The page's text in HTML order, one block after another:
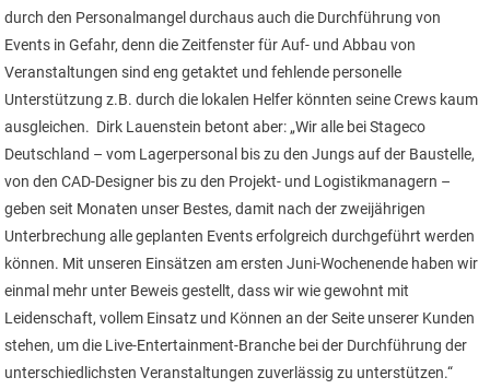
durch den Personalmangel durchaus auch die Durchführung von
Events in Gefahr, denn die Zeitfenster für Auf- und Abbau von
Veranstaltungen sind eng getaktet und fehlende personelle
Unterstützung z.B. durch die lokalen Helfer könnten seine Crews kaum
ausgleichen. Dirk Lauenstein betont aber: „Wir alle bei Stageco
Deutschland – vom Lagerpersonal bis zu den Jungs auf der Baustelle,
von den CAD-Designer bis zu den Projekt- und Logistikmanagern –
geben seit Monaten unser Bestes, damit nach der zweijährigen
Unterbrechung alle geplanten Events erfolgreich durchgeführt werden
können. Mit unseren Einsätzen am ersten Juni-Wochenende haben wir
einmal mehr unter Beweis gestellt, dass wir wie gewohnt mit
Leidenschaft, vollem Einsatz und Können an der Seite unserer Kunden
stehen, um die Live-Entertainment-Branche bei der Durchführung der
unterschiedlichsten Veranstaltungen zuverlässig zu unterstützen.“